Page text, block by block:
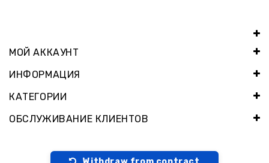
МОЙ АККАУНТ
ИНФОРМАЦИЯ
КАТЕГОРИИ
ОБСЛУЖИВАНИЕ КЛИЕНТОВ